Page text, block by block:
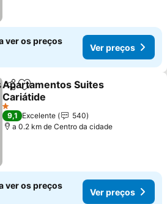
ver os preços
Ver preços
PartilharAdicionar aos favoritos
Apartamentos Suites
Cariátide
1 Estrelas
9,1 Excelente
540
a 0.2 km de Centro da cidade
ver os preços
Ver preços